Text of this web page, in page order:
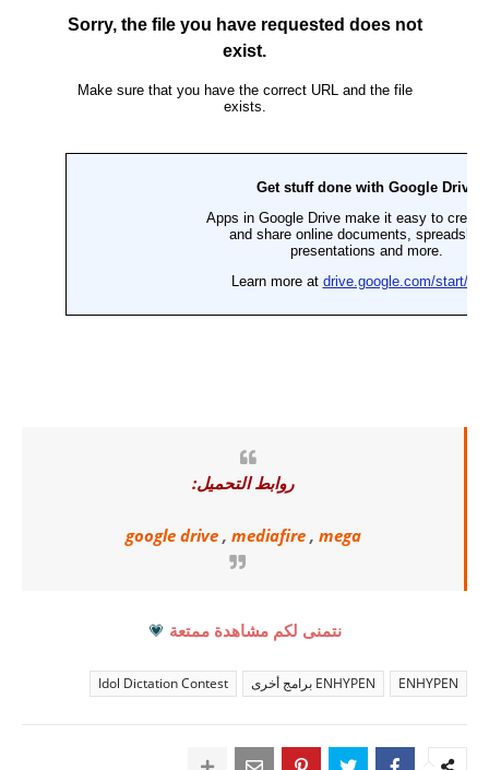
روابط التحميل:
google drive, mediafire, mega
نتمنى لكم مشاهدة ممتعة 💗
ENHYPEN ENHYPEN برامج أخرى Idol Dictation Contest